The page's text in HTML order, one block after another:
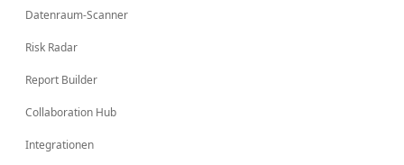
Datenraum-Scanner
Risk Radar
Report Builder
Collaboration Hub
Integrationen